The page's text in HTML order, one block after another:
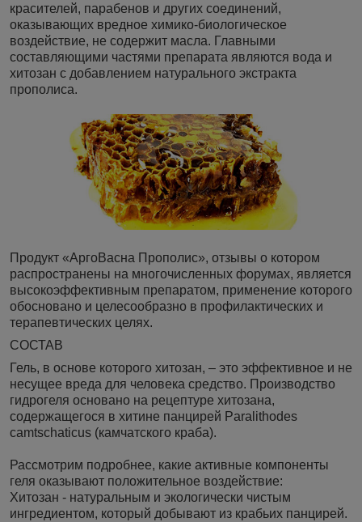
красителей, парабенов и других соединений,
оказывающих вредное химико-биологическое
воздействие, не содержит масла. Главными
составляющими частями препарата являются вода и
хитозан с добавлением натурального экстракта
прополиса.
Продукт «АргоВасна Прополис», отзывы о котором
распространены на многочисленных форумах, является
высокоэффективным препаратом, применение которого
обосновано и целесообразно в профилактических и
терапевтических целях.
СОСТАВ
Гель, в основе которого хитозан, – это эффективное и не
несущее вреда для человека средство. Производство
гидрогеля основано на рецептуре хитозана,
содержащегося в хитине панцирей Paralithodes
camtschaticus (камчатского краба).
Рассмотрим подробнее, какие активные компоненты
геля оказывают положительное воздействие:
Хитозан - натуральным и экологически чистым
ингредиентом, который добывают из крабьих панцирей.